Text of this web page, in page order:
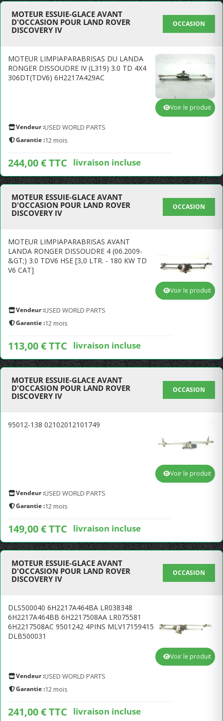
MOTEUR ESSUIE-GLACE AVANT
D'OCCASION POUR LAND ROVER
DISCOVERY IV
OCCASION
MOTEUR LIMPIAPARABRISAS DU LANDA
RONGER DISSOUDRE IV (L319) 3.0 TD 4X4
306DT(TDV6) 6H2217A429AC
Vendeur :USED WORLD PARTS
Garantie :12 mois
244,00 € TTC livraison incluse
Voir le produit
MOTEUR ESSUIE-GLACE AVANT
D'OCCASION POUR LAND ROVER
DISCOVERY IV
OCCASION
MOTEUR LIMPIAPARABRISAS AVANT
LANDA RONGER DISSOUDRE 4 (06.2009-
&GT;) 3.0 TDV6 HSE [3,0 LTR. - 180 KW TD
V6 CAT]
Vendeur :USED WORLD PARTS
Garantie :12 mois
113,00 € TTC livraison incluse
Voir le produit
MOTEUR ESSUIE-GLACE AVANT
D'OCCASION POUR LAND ROVER
DISCOVERY IV
OCCASION
95012-138 02102012101749
Vendeur :USED WORLD PARTS
Garantie :12 mois
149,00 € TTC livraison incluse
Voir le produit
MOTEUR ESSUIE-GLACE AVANT
D'OCCASION POUR LAND ROVER
DISCOVERY IV
OCCASION
DLS500040 6H2217A464BA LR038348
6H2217A464BB 6H2217508AA LR075581
6H2217508AC 9501242 4PINS MLV17159415
DLB500031
Vendeur :USED WORLD PARTS
Garantie :12 mois
241,00 € TTC livraison incluse
Voir le produit